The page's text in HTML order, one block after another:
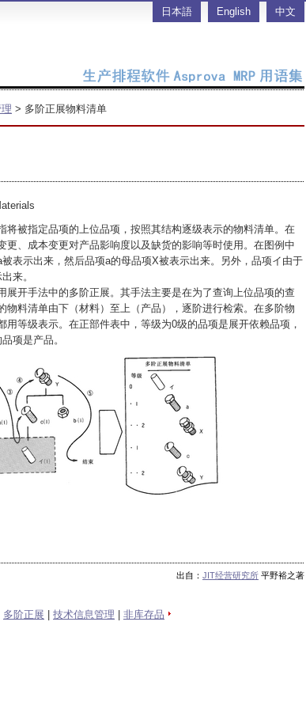
日本語 English 中文
> 多阶正展物料清单
将被指定品项的上位品项，按照其结构逐级表示的物料清单。在
更、成本变更对产品影响度以及缺货的影响等时使用。在图例中
表示出来，然后品项a的母品项X被表示出来。另外，品项イ由于
来。
展开手法中的多阶正展。其手法主要是在为了查询上位品项的查
物料清单由下（材料）至上（产品），逐阶进行检索。在多阶物
用等级表示。在正部件表中，等级为0级的品项是展开依赖品项，
项是产品。
出自： JIT经营研究所 平野裕之著
多阶正展 技术信息管理 非库存品